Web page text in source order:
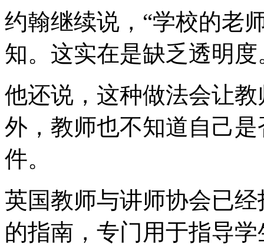
约翰继续说，“学校的老
知。这实在是缺乏透明度
他还说，这种做法会让
外，教师也不知道自己
件。
英国教师与讲师协会已
的指南，专门用于指导